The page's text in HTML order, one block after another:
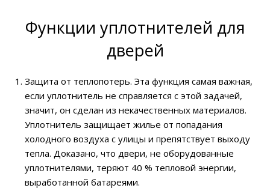
Функции уплотнителей для
дверей
Защита от теплопотерь. Эта функция самая важная,
если уплотнитель не справляется с этой задачей,
значит, он сделан из некачественных материалов.
Уплотнитель защищает жилье от попадания
холодного воздуха с улицы и препятствует выходу
тепла. Доказано, что двери, не оборудованные
уплотнителями, теряют 40 % тепловой энергии,
выработанной батареями.